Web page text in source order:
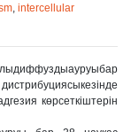
intercellular
көрсеткіштерін